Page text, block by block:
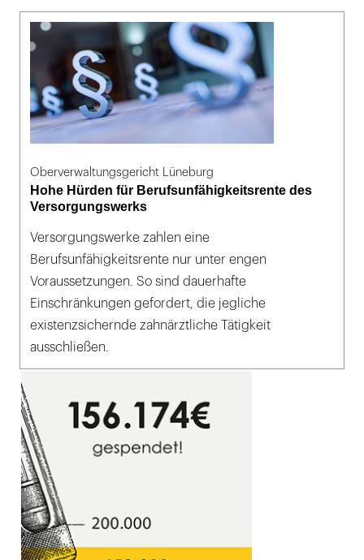
Oberverwaltungsgericht Lüneburg
Hohe Hürden für Berufsunfähigkeitsrente des
Versorgungswerks
Versorgungswerke zahlen eine
Berufsunfähigkeitsrente nur unter engen
Voraussetzungen. So sind dauerhafte
Einschränkungen gefordert, die jegliche
existenzsichernde zahnärztliche Tätigkeit
ausschließen.